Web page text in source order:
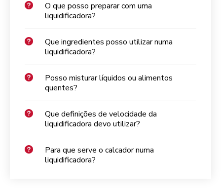
O que posso preparar com uma
liquidificadora?
Que ingredientes posso utilizar numa
liquidificadora?
Posso misturar líquidos ou alimentos
quentes?
Que definições de velocidade da
liquidificadora devo utilizar?
Para que serve o calcador numa
liquidificadora?